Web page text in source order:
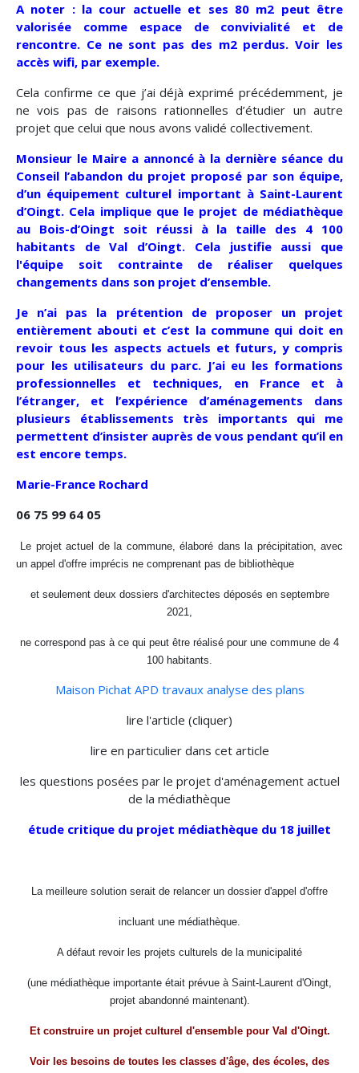
A noter : la cour actuelle et ses 80 m2 peut être
valorisée comme espace de convivialité et de
rencontre. Ce ne sont pas des m2 perdus. Voir les
accès wifi, par exemple.
Cela confirme ce que j’ai déjà exprimé précédemment, je
ne vois pas de raisons rationnelles d’étudier un autre
projet que celui que nous avons validé collectivement.
Monsieur le Maire a annoncé à la dernière séance du
Conseil l’abandon du projet proposé par son équipe,
d’un équipement culturel important à Saint-Laurent
d’Oingt. Cela implique que le projet de médiathèque
au Bois-d’Oingt soit réussi à la taille des 4 100
habitants de Val d’Oingt. Cela justifie aussi que
l'équipe soit contrainte de réaliser quelques
changements dans son projet d’ensemble.
Je n’ai pas la prétention de proposer un projet
entièrement abouti et c’est la commune qui doit en
revoir tous les aspects actuels et futurs, y compris
pour les utilisateurs du parc. J’ai eu les formations
professionnelles et techniques, en France et à
l’étranger, et l’expérience d’aménagements dans
plusieurs établissements très importants qui me
permettent d’insister auprès de vous pendant qu’il en
est encore temps.
Marie-France Rochard
06 75 99 64 05
Le projet actuel de la commune, élaboré dans la précipitation, avec
un appel d'offre imprécis ne comprenant pas de bibliothèque
et seulement deux dossiers d'architectes déposés en septembre
2021,
ne correspond pas à ce qui peut être réalisé pour une commune de 4
100 habitants.
Maison Pichat APD travaux analyse des plans
lire l'article (cliquer)
lire en particulier dans cet article
les questions posées par le projet d'aménagement actuel
de la médiathèque
étude critique du projet médiathèque du 18 juillet
La meilleure solution serait de relancer un dossier d'appel d'offre
incluant une médiathèque.
A défaut revoir les projets culturels de la municipalité
(une médiathèque importante était prévue à Saint-Laurent d'Oingt,
projet abandonné maintenant).
Et construire un projet culturel d'ensemble pour Val d'Oingt.
Voir les besoins de toutes les classes d'âge, des écoles, des